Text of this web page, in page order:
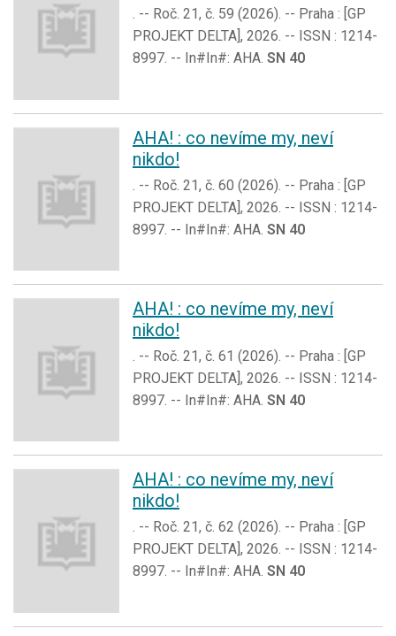
. -- Roč. 21, č. 59 (2026). -- Praha : [GP
PROJEKT DELTA], 2026. -- ISSN : 1214-
8997. -- In#In#: AHA. SN 40
AHA! : co nevíme my, neví
nikdo!
. -- Roč. 21, č. 60 (2026). -- Praha : [GP
PROJEKT DELTA], 2026. -- ISSN : 1214-
8997. -- In#In#: AHA. SN 40
AHA! : co nevíme my, neví
nikdo!
. -- Roč. 21, č. 61 (2026). -- Praha : [GP
PROJEKT DELTA], 2026. -- ISSN : 1214-
8997. -- In#In#: AHA. SN 40
AHA! : co nevíme my, neví
nikdo!
. -- Roč. 21, č. 62 (2026). -- Praha : [GP
PROJEKT DELTA], 2026. -- ISSN : 1214-
8997. -- In#In#: AHA. SN 40